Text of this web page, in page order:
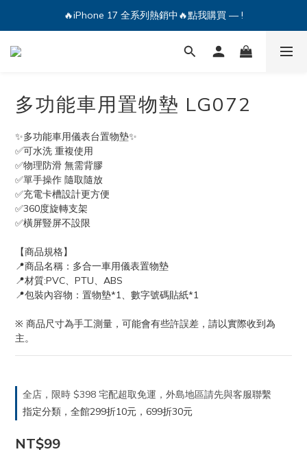
🔥iPhone 17 全系列熱銷中🔥點我購買 — !
🔥iPhone 17 全系列熱銷中🔥點我購買 — !
多功能車用置物墊 LG072
✨多功能車用儀表台置物墊✨
✅可水洗 重複使用
✅物理防滑 無需背膠
✅單手操作 隨取隨放
✅充電卡槽設計更方便
✅360度旋轉支架
✅橫屏豎屏不設限
【商品規格】
📍商品名稱：多合一車用儀表置物墊
📍材質:PVC、PTU、ABS
📍包裝內容物：置物墊*1、數字號碼貼紙*1
※ 商品尺寸為手工測量，可能會有些許誤差，請以實際收到為
主。
全店，限時 $398 宅配超取免運，外島地區請先與客服聯繫
指定分類，全館299折10元，699折30元
NT$99